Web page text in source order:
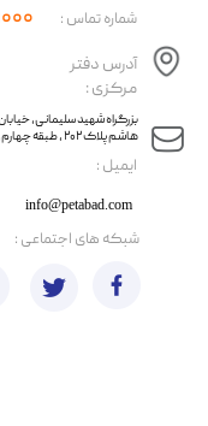
​ایمیل :
آدرس دفتر
مرکزی :
info@petabad.com
​​بزرگراه شهید سلیمانی،
هاشم پلاک ۲۰۲ ، طبقه چهارم، واحد ۴۳
شماره تماس :
​شبکه های اجتماعی :